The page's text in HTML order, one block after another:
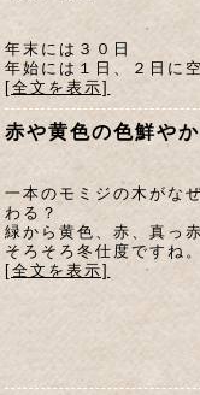
年末には３０日
年始には１日、２日に
[全文を表示]
赤や黄色の色鮮や
一本のモミジの木がな
わる？
緑から黄色、赤、真っ
そろそろ冬仕度ですね。
[全文を表示]